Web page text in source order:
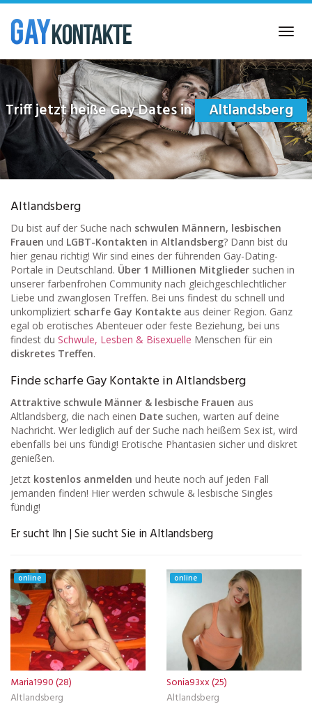
Skip
main
content
Triff jetzt heiße Gay Dates in Altlandsberg
Altlandsberg
Du bist auf der Suche nach schwulen Männern, lesbischen
Frauen und LGBT-Kontakten in Altlandsberg? Dann bist du
hier genau richtig! Wir sind eines der führenden Gay-Dating-
Portale in Deutschland. Über 1 Millionen Mitglieder suchen in
unserer farbenfrohen Community nach gleichgeschlechtlicher
Liebe und zwanglosen Treffen. Bei uns findest du schnell und
unkompliziert scharfe Gay Kontakte aus deiner Region. Ganz
egal ob erotisches Abenteuer oder feste Beziehung, bei uns
findest du Schwule, Lesben & Bisexuelle Menschen für ein
diskretes Treffen.
Finde scharfe Gay Kontakte in Altlandsberg
Attraktive schwule Männer & lesbische Frauen aus
Altlandsberg, die nach einen Date suchen, warten auf deine
Nachricht. Wer lediglich auf der Suche nach heißem Sex ist, wird
ebenfalls bei uns fündig! Erotische Phantasien sicher und diskret
genießen.
Jetzt kostenlos anmelden und heute noch auf jeden Fall
jemanden finden! Hier werden schwule & lesbische Singles
fündig!
Er sucht Ihn | Sie sucht Sie in Altlandsberg
online
Maria1990 (28)
Altlandsberg
online
Sonia93xx (25)
Altlandsberg